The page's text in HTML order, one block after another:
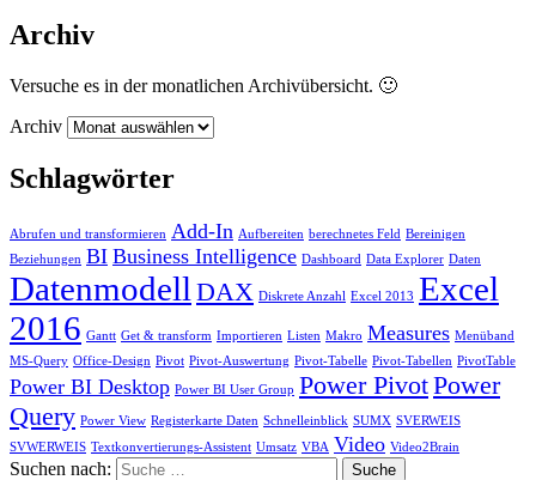
Archiv
Versuche es in der monatlichen Archivübersicht. 🙂
Archiv
Schlagwörter
Abrufen und transformieren Add-In Aufbereiten berechnetes Feld Bereinigen
Beziehungen BI Business Intelligence Dashboard Data Explorer Daten
Datenmodell DAX Diskrete Anzahl Excel 2013 Excel
2016 Gantt Get & transform Importieren Listen Makro Measures Menüband
MS-Query Office-Design Pivot Pivot-Auswertung Pivot-Tabelle Pivot-Tabellen PivotTable
Power BI Desktop Power BI User Group Power PivotPower
Query Power View Registerkarte Daten Schnelleinblick SUMX SVERWEIS
SVWERWEIS Textkonvertierungs-Assistent Umsatz VBA Video Video2Brain
Suchen nach: